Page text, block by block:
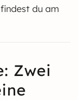
du am
Zwei